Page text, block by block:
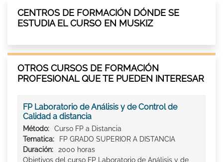
CENTROS DE FORMACIÓN DÓNDE SE
ESTUDIA EL CURSO EN MUSKIZ
OTROS CURSOS DE FORMACIÓN
PROFESIONAL QUE TE PUEDEN INTERESAR
FP Laboratorio de Análisis y de Control de
Calidad a distancia
Método:
Curso FP a Distancia
Tematica:
FP GRADO SUPERIOR A DISTANCIA
Duración:
2000 horas
Objetivos del curso FP Laboratorio de Análisis y de